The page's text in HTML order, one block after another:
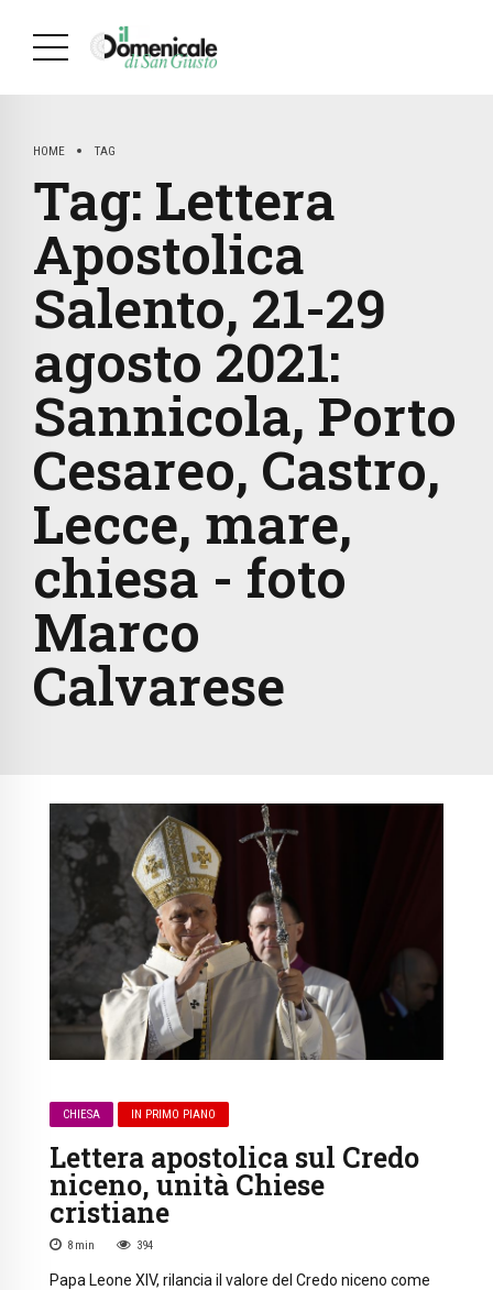
HOME TAG
Tag: Lettera
Apostolica
Salento, 21-29
agosto 2021:
Sannicola, Porto
Cesareo, Castro,
Lecce, mare,
chiesa - foto
Marco
Calvarese
CHIESA IN PRIMO PIANO
Lettera apostolica sul Credo
niceno, unità Chiese
cristiane
8 min 394
Papa Leone XIV, rilancia il valore del Credo niceno come